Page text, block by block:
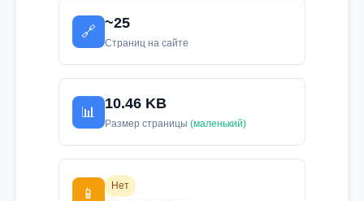
🔗
~25
Страниц на сайте
📊
10.46 KB
Размер страницы (маленький)
📱
Нет